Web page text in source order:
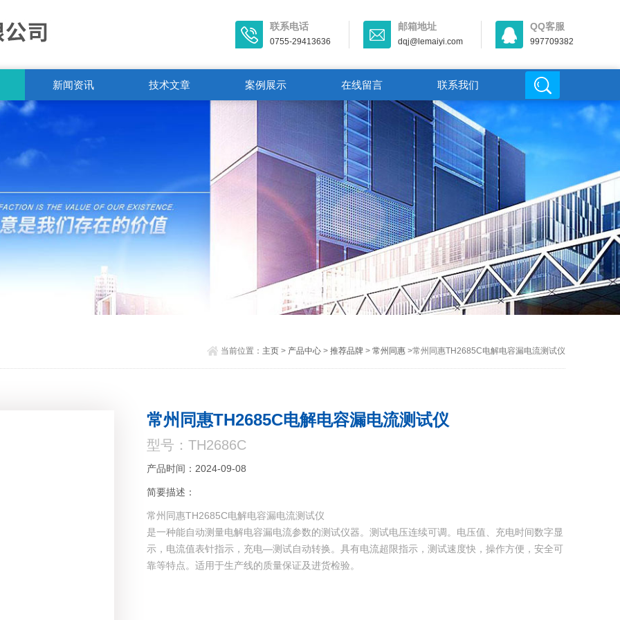
联系电话
0755-29413636
邮箱地址
dqj@lemaiyi.com
QQ客服
997709382
新闻资讯 技术文章 案例展示 在线留言 联系我们
当前位置： 主页> 产品中心> 推荐品牌> 常州同惠>常州同惠TH2685C电解电容漏电流测试仪
常州同惠TH2685C电解电容漏电流测试仪
型号：TH2686C
产品时间：2024-09-08
简要描述：
常州同惠TH2685C电解电容漏电流测试仪
是一种能自动测量电解电容漏电流参数的测试仪器。测试电压连续可调。电压值、充电时间数字显
示，电流值表针指示，充电—测试自动转换。具有电流超限指示，测试速度快，操作方便，安全可
靠等特点。适用于生产线的质量保证及进货检验。